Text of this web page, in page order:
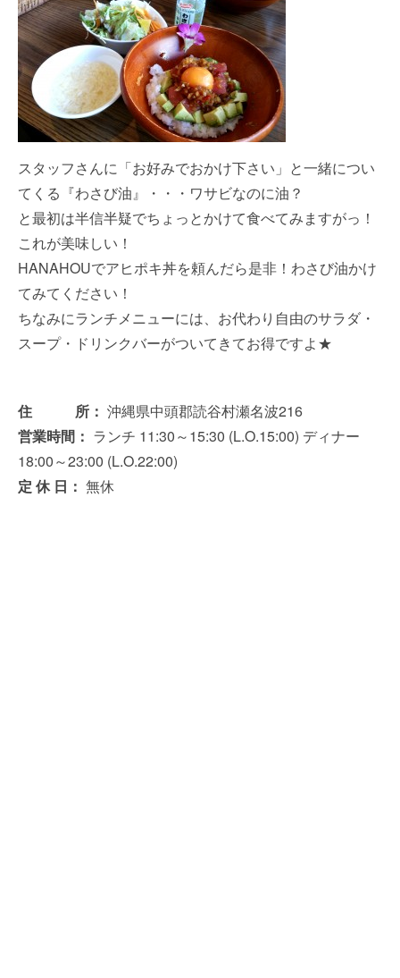
スタッフさんに「お好みでおかけ下さい」と一緒につい
てくる『わさび油』・・・ワサビなのに油？
と最初は半信半疑でちょっとかけて食べてみますがっ！
これが美味しい！
HANAHOUでアヒポキ丼を頼んだら是非！わさび油かけ
てみてください！
ちなみにランチメニューには、お代わり自由のサラダ・
スープ・ドリンクバーがついてきてお得ですよ★
住 所： 沖縄県中頭郡読谷村瀬名波216
営業時間： ランチ 11:30～15:30 (L.O.15:00) ディナー
18:00～23:00 (L.O.22:00)
定 休 日： 無休